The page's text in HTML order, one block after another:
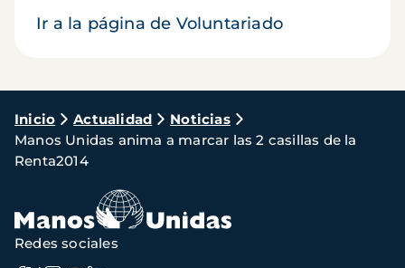
Ir a la página de Voluntariado
Ruta
de
navegación
Inicio Actualidad
Noticias
Manos Unidas anima a marcar las 2 casillas de la
Renta2014
Redes sociales